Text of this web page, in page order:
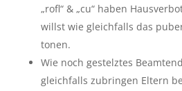
„rofl“ & „cu“ haben
willst wie gleichfalls das
tonen.
Wie noch gestelztes
gleichfalls zubringen Eltern